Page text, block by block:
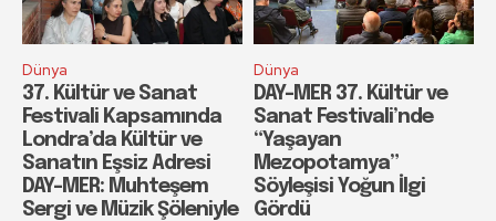
Dünya
37. Kültür ve Sanat
Festivali Kapsamında
Londra’da Kültür ve
Sanatın Eşsiz Adresi
DAY-MER: Muhteşem
Sergi ve Müzik Şöleniyle
Dünya
DAY-MER 37. Kültür ve
Sanat Festivali’nde
“Yaşayan
Mezopotamya”
Söyleşisi Yoğun İlgi
Gördü